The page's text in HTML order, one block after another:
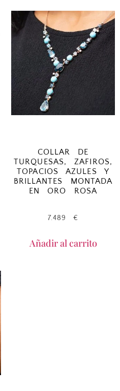
COLLAR DE
TURQUESAS, ZAFIROS,
TOPACIOS AZULES Y
BRILLANTES MONTADA
EN ORO ROSA
7.489€
Añadir al carrito